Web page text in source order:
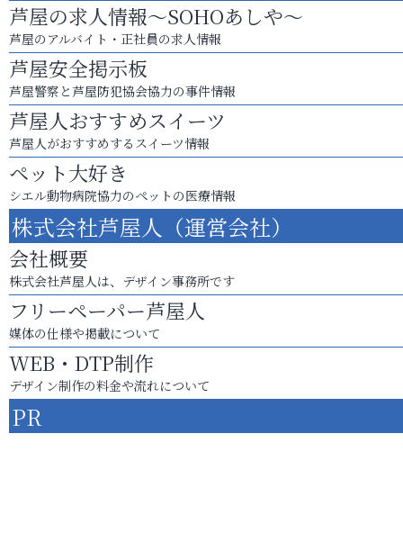
芦屋の求人情報～SOHOあしや～
芦屋のアルバイト・正社員の求人情報
芦屋安全掲示板
芦屋警察と芦屋防犯協会協力の事件情報
芦屋人おすすめスイーツ
芦屋人がおすすめするスイーツ情報
ペット大好き
シエル動物病院協力のペットの医療情報
株式会社芦屋人（運営会社）
会社概要
株式会社芦屋人は、デザイン事務所です
フリーペーパー芦屋人
媒体の仕様や掲載について
WEB・DTP制作
デザイン制作の料金や流れについて
PR